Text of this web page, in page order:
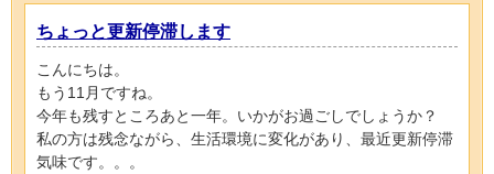
ちょっと更新停滞します
こんにちは。
もう11月ですね。
今年も残すところあと一年。いかがお過ごしでしょうか？
私の方は残念ながら、生活環境に変化があり、最近更新停滞
気味です。。。